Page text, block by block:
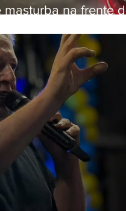
masturba na frente de